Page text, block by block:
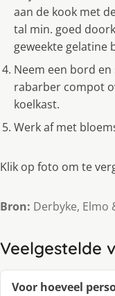
aan de kook met
tal min. goed
geweekte gelatine
Neem een bord
rabarber compot
koelkast.
Werk af met
Klik op foto om te
Bron: Derbyke, Elmo
Veelgestelde
Voor hoeveel